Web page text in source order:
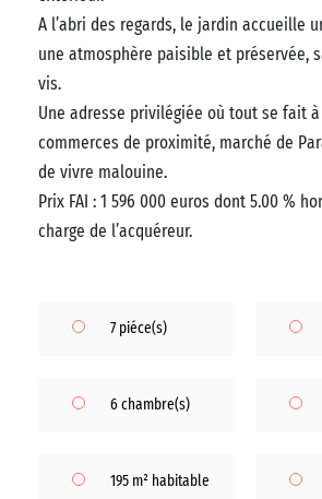
A l’abri des regards, le jardin accueille
une atmosphère paisible et préservée,
vis.
Une adresse privilégiée où tout se fait
commerces de proximité, marché de
de vivre malouine.
Prix FAI : 1 596 000 euros dont 5.00 %
charge de l’acquéreur.
7 piéce(s)
6 chambre(s)
195 m² habitable